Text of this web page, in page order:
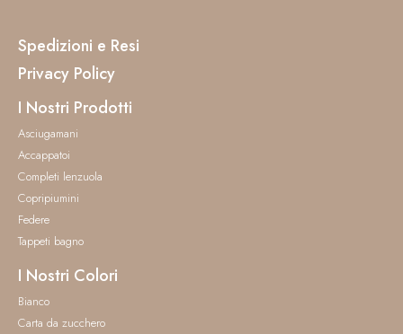
Spedizioni e Resi
Privacy Policy
I Nostri Prodotti
Asciugamani
Accappatoi
Completi lenzuola
Copripiumini
Federe
Tappeti bagno
I Nostri Colori
Bianco
Carta da zucchero